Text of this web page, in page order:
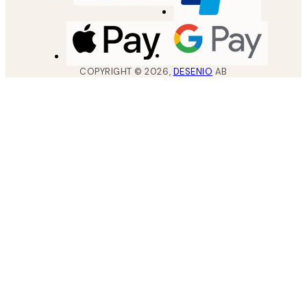
COPYRIGHT ©2026, DESENIO AB